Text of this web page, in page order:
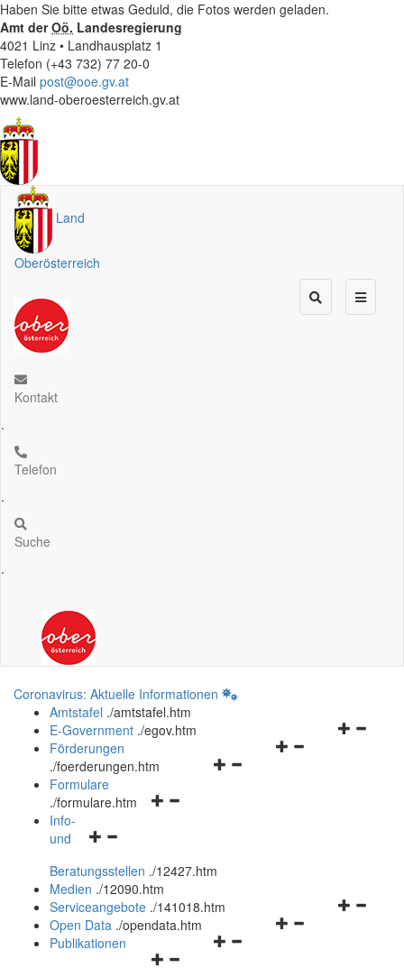
Haben Sie bitte etwas Geduld, die Fotos werden geladen.
Amt derOö. Landesregierung
4021 Linz • Landhausplatz 1
Telefon (+43 732) 77 20-0
E-Mail post@ooe.gv.at
www.land-oberoesterreich.gv.at
Land
Oberösterreich
Kontakt
.
Telefon
.
Suche
.
Coronavirus: Aktuelle Informationen
Amtstafel ./amtstafel.htm
Navigationsmenü
E-Government ./egov.htm
Navigationsmenü
Förderungen
./foerderungen.htm
Navigationsmenü
Formulare
./formulare.htm
Navigationsmenü
und
schließen
Info-
und
Beratungsstellen ./12427.htm
Medien ./12090.htm
Navigationsmenü
Serviceangebote ./141018.htm
Navigationsmenü
Open Data ./opendata.htm
Navigationsmenü
Publikationen